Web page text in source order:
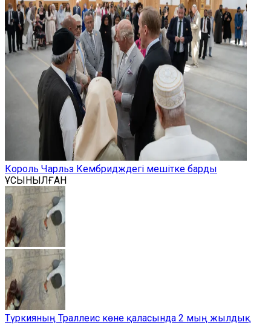
Король Чарльз Кембридждегі мешітке барды
ҰСЫНЫЛҒАН
Түркияның Траллеис көне қаласында 2 мың жылдық